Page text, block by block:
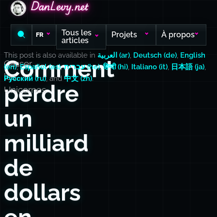
DanLevy.net
DanLevy.net
DanLevy.net
FR
Tous les
articles
Projets À propos
Comment
perdre
un
milliard
de
dollars
Casser
les
Unicornes
This post is also available in العربية (ar), Deutsch (de), English
(en),Español (es), עברית (he),हिन्दी (hi), Italiano (it), 日本語 (ja),
Русский (ru), and 中文 (zh).